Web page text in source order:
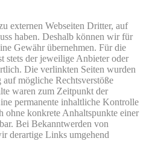
externen Webseiten Dritter, auf
haben. Deshalb können wir für
Gewähr übernehmen. Für die
stets der jeweilige Anbieter oder
Die verlinkten Seiten wurden
mögliche Rechtsverstöße
waren zum Zeitpunkt der
permanente inhaltliche Kontrolle
ohne konkrete Anhaltspunkte einer
Bei Bekanntwerden von
derartige Links umgehend